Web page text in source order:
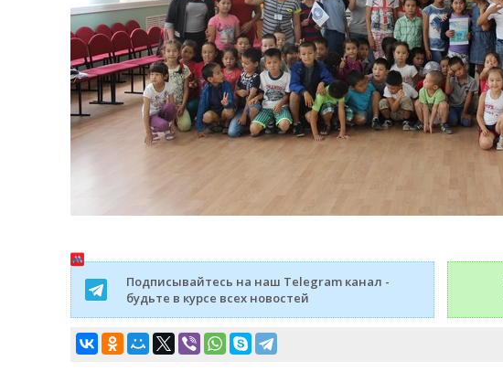
Подписывайтесь на наш Telegram канал -
будьте в курсе всех новостей